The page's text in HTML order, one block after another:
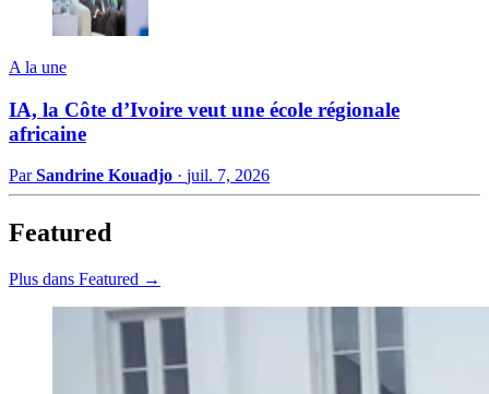
A la une
IA, la Côte d’Ivoire veut une école régionale
africaine
ParSandrine Kouadjo · juil. 7, 2026
Featured
Plus dans Featured →